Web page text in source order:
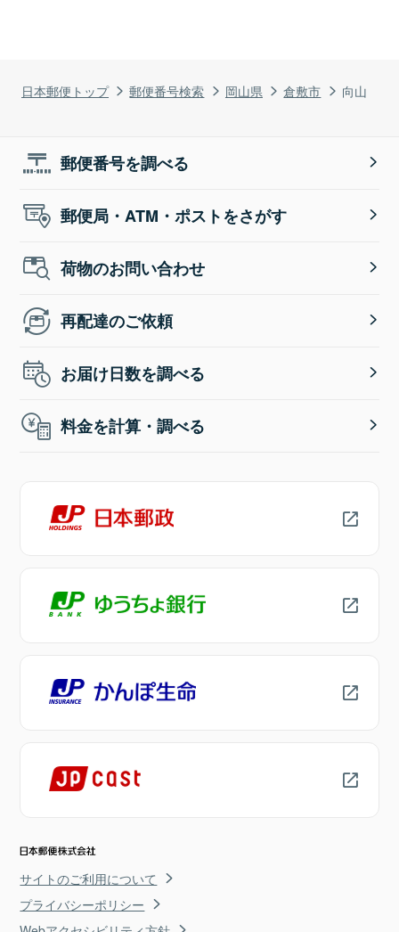
日本郵便トップ 郵便番号検索 岡山県 倉敷市 向山
郵便番号を調べる
郵便局・ATM・ポストをさがす
荷物のお問い合わせ
再配達のご依頼
お届け日数を調べる
料金を計算・調べる
サイトのご利用について
プライバシーポリシー